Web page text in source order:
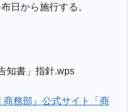
日から施行する。
知書」指針.wps
商務部』公式サイト「商